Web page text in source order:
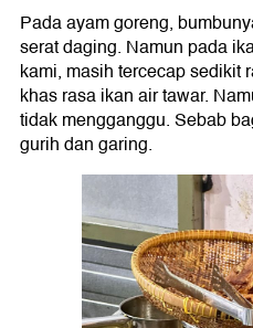
Pada ayam goreng,
serat daging. Namun pada
kami, masih tercecap sedikit
khas rasa ikan air tawar.
tidak mengganggu. Sebab
gurih dan garing.